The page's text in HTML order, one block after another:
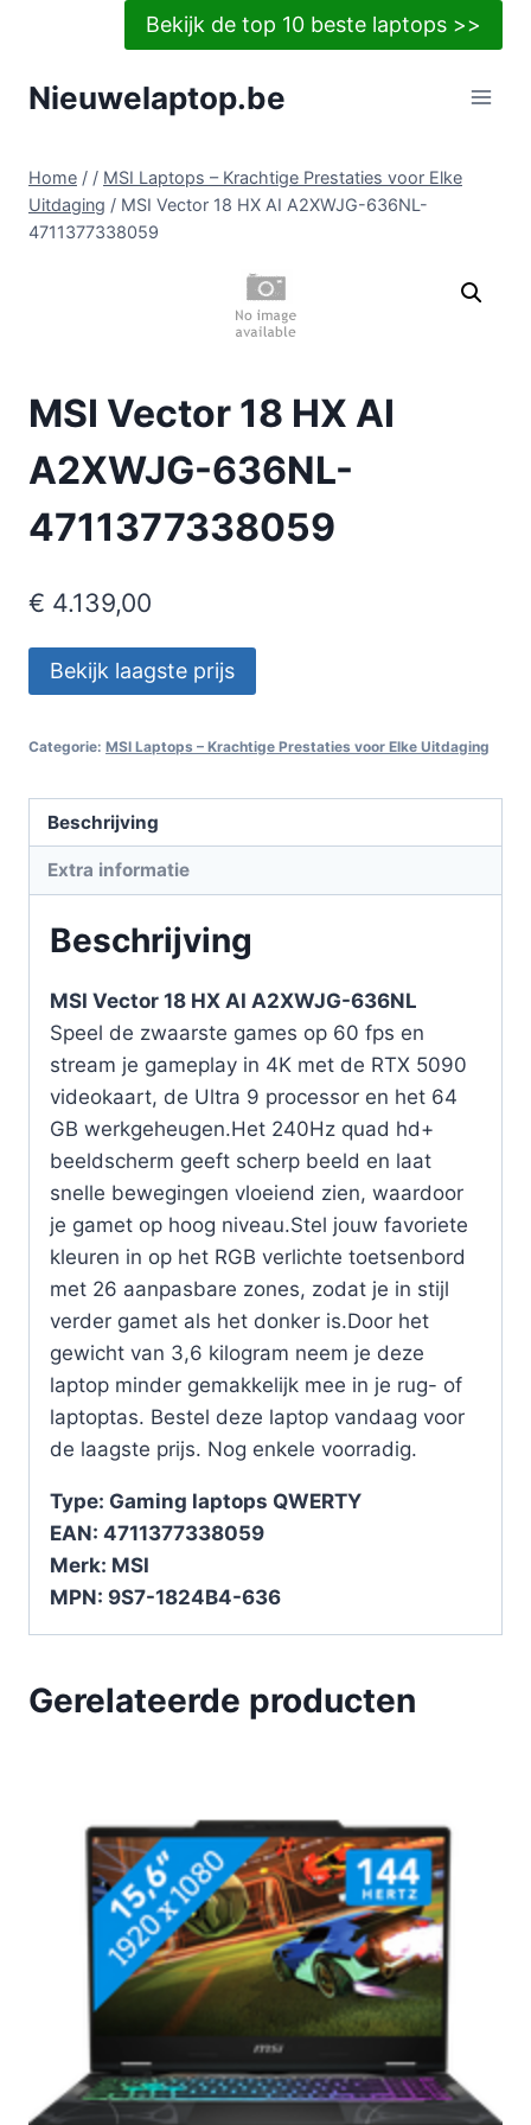
Bekijk de top 10 beste laptops >>
Nieuwelaptop.be
Home / / MSI Laptops – Krachtige Prestaties voor Elke
Uitdaging / MSI Vector 18 HX AI A2XWJG-636NL-
4711377338059
MSI Vector 18 HX AI
A2XWJG-636NL-
4711377338059
€ 4.139,00
Bekijk laagste prijs
Categorie: MSI Laptops – Krachtige Prestaties voor Elke Uitdaging
Beschrijving
Extra informatie
Beschrijving
MSI Vector 18 HX AI A2XWJG-636NL
Speel de zwaarste games op 60 fps en
stream je gameplay in 4K met de RTX 5090
videokaart, de Ultra 9 processor en het 64
GB werkgeheugen.Het 240Hz quad hd+
beeldscherm geeft scherp beeld en laat
snelle bewegingen vloeiend zien, waardoor
je gamet op hoog niveau.Stel jouw favoriete
kleuren in op het RGB verlichte toetsenbord
met 26 aanpasbare zones, zodat je in stijl
verder gamet als het donker is.Door het
gewicht van 3,6 kilogram neem je deze
laptop minder gemakkelijk mee in je rug- of
laptoptas. Bestel deze laptop vandaag voor
de laagste prijs. Nog enkele voorradig.
Type: Gaming laptops QWERTY
EAN: 4711377338059
Merk: MSI
MPN: 9S7-1824B4-636
Gerelateerde producten